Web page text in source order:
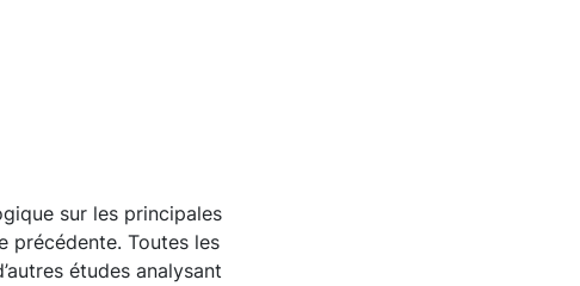
sur les principales
précédente. Toutes les
études analysant